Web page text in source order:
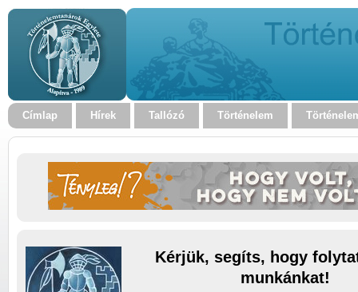
Címlap Hírek Tallózó Történelem
Kérjük, segíts, hogy
munkánkat!